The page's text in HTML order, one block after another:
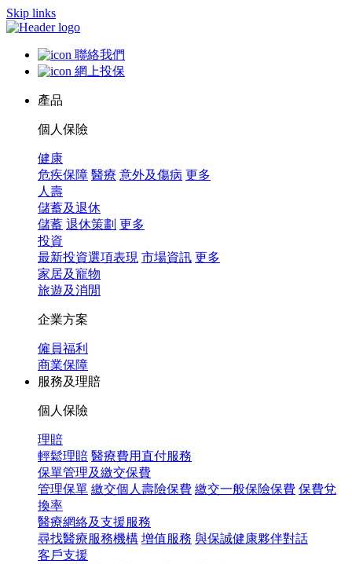
Skip links
聯絡我們
網上投保
產品
個人保險
健康
危疾保障 醫療 意外及傷病 更多
人壽
儲蓄及退休
儲蓄 退休策劃 更多
投資
最新投資選項表現 市場資訊 更多
家居及寵物
旅遊及消閒
企業方案
僱員福利
商業保障
服務及理賠
個人保險
理賠
輕鬆理賠 醫療費用直付服務
保單管理及繳交保費
管理保單 繳交個人壽險保費 繳交一般保險保費 保費兌
換率
醫療網絡及支援服務
尋找醫療服務機構 增值服務 與保誠健康夥伴對話
客戶支援